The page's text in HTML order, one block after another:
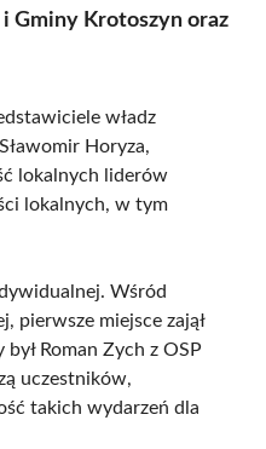
Gminy Krotoszyn oraz
władz
Horyza,
lokalnych liderów
lokalnych, w tym
Wśród
pierwsze miejsce zajął
Roman Zych z OSP
uczestników,
takich wydarzeń dla